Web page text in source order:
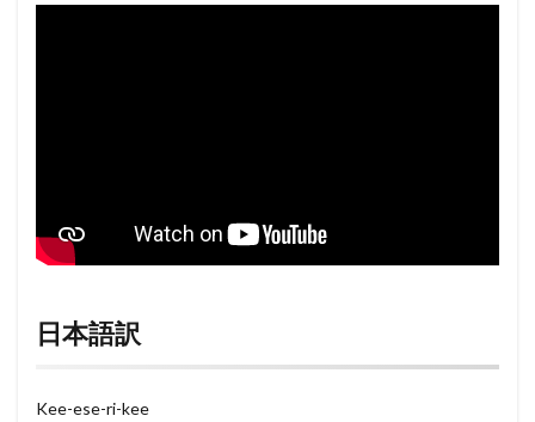
日本語訳
Kee-ese-ri-kee